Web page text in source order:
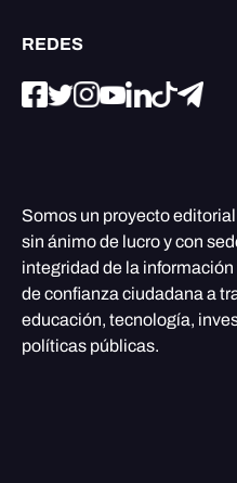
REDES
Somos un proyecto editorial
sin ánimo de lucro y con
integridad de la
de confianza ciudadana a
educación, tecnología,
políticas públicas.